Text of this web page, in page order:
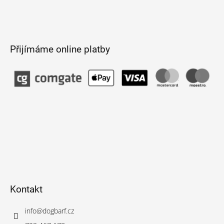
Přijímáme online platby
Kontakt
info@dogbarf.cz